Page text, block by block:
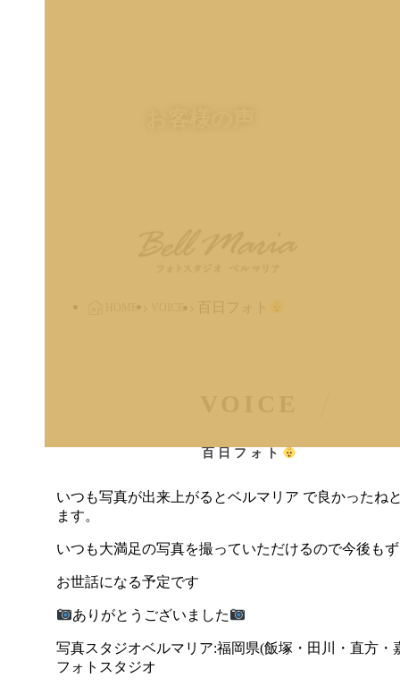
VOICE 百日フォト
百日フォト
いつも写真が出来上がるとベルマリア で良かったね
ます。
いつも大満足の写真を撮っていただけるので今後も
お世話になる予定です
ありがとうございました
写真スタジオベルマリア:福岡県(飯塚・田川・直方・
フォトスタジオ